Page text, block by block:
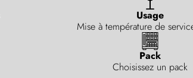
Usage
Mise à température de
Pack
Choisissez un pack